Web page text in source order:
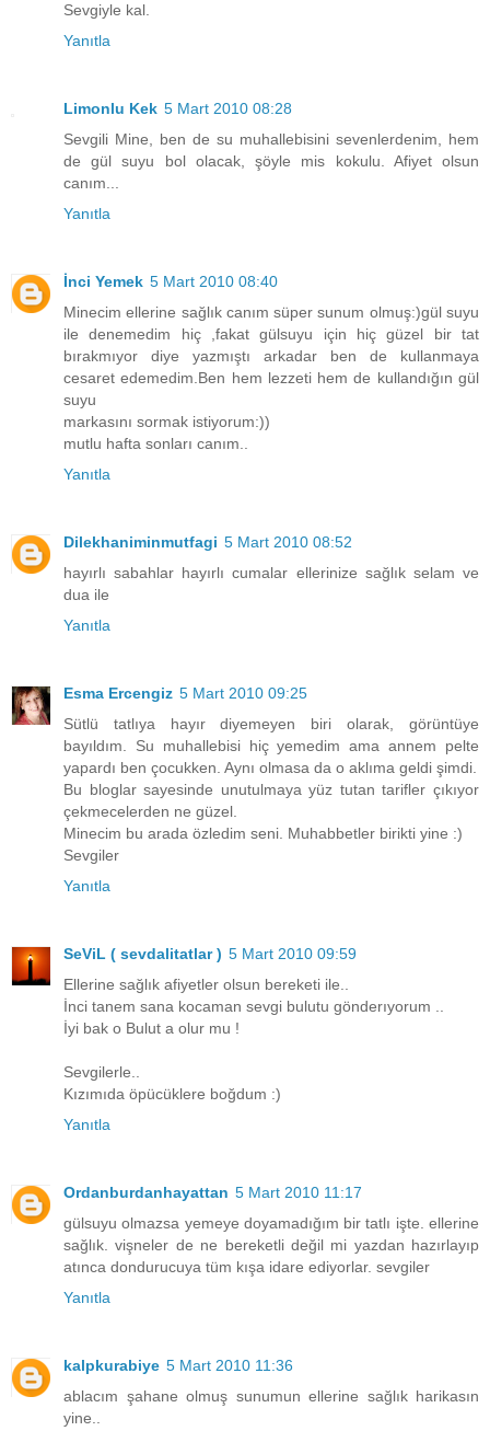
Sevgiyle kal.
Yanıtla
Limonlu Kek 5 Mart 2010 08:28
Sevgili Mine, ben de su muhallebisini sevenlerdenim, hem
de gül suyu bol olacak, şöyle mis kokulu. Afiyet olsun
canım...
Yanıtla
İnci Yemek 5 Mart 2010 08:40
Minecim ellerine sağlık canım süper sunum olmuş:)gül suyu
ile denemedim hiç ,fakat gülsuyu için hiç güzel bir tat
bırakmıyor diye yazmıştı arkadar ben de kullanmaya
cesaret edemedim.Ben hem lezzeti hem de kullandığın gül
suyu
markasını sormak istiyorum:))
mutlu hafta sonları canım..
Yanıtla
Dilekhaniminmutfagi 5 Mart 2010 08:52
hayırlı sabahlar hayırlı cumalar ellerinize sağlık selam ve
dua ile
Yanıtla
Esma Ercengiz 5 Mart 2010 09:25
Sütlü tatlıya hayır diyemeyen biri olarak, görüntüye
bayıldım. Su muhallebisi hiç yemedim ama annem pelte
yapardı ben çocukken. Aynı olmasa da o aklıma geldi şimdi.
Bu bloglar sayesinde unutulmaya yüz tutan tarifler çıkıyor
çekmecelerden ne güzel.
Minecim bu arada özledim seni. Muhabbetler birikti yine :)
Sevgiler
Yanıtla
SeViL ( sevdalitatlar ) 5 Mart 2010 09:59
Ellerine sağlık afiyetler olsun bereketi ile..
İnci tanem sana kocaman sevgi bulutu gönderıyorum ..
İyi bak o Bulut a olur mu !
Sevgilerle..
Kızımıda öpücüklere boğdum :)
Yanıtla
Ordanburdanhayattan 5 Mart 2010 11:17
gülsuyu olmazsa yemeye doyamadığım bir tatlı işte. ellerine
sağlık. vişneler de ne bereketli değil mi yazdan hazırlayıp
atınca dondurucuya tüm kışa idare ediyorlar. sevgiler
Yanıtla
kalpkurabiye 5 Mart 2010 11:36
ablacım şahane olmuş sunumun ellerine sağlık harikasın
yine..